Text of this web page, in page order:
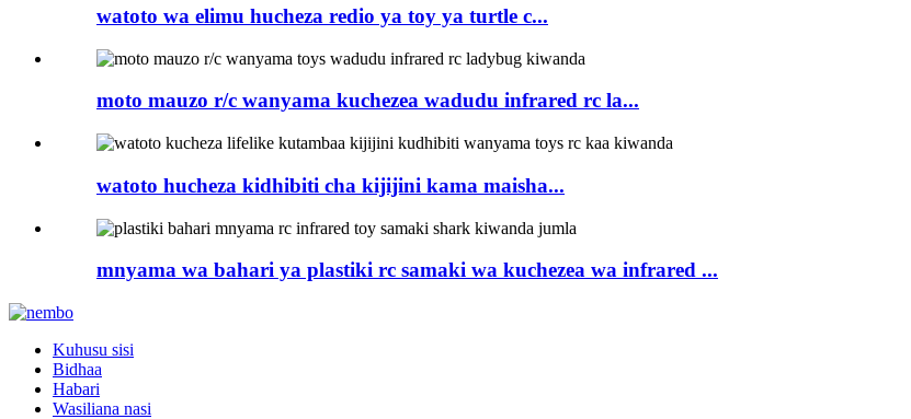
watoto wa elimu hucheza redio ya toy ya turtle c...
moto mauzo r/c wanyama kuchezea wadudu infrared rc la...
watoto hucheza kidhibiti cha kijijini kama maisha...
mnyama wa bahari ya plastiki rc samaki wa kuchezea wa infrared ...
Kuhusu sisi
Bidhaa
Habari
Wasiliana nasi